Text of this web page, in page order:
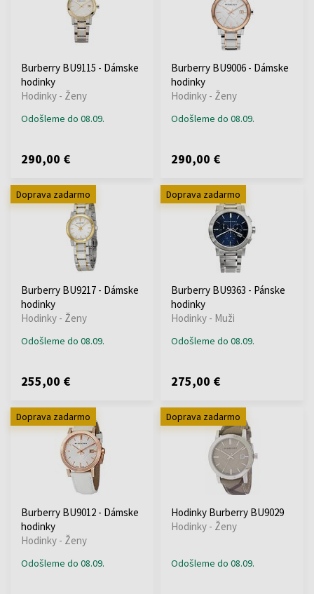
Burberry BU9115 - Dámske
hodinky
Hodinky - Ženy
Odošleme do 08.09.
290,00 €
Burberry BU9006 - Dámske
hodinky
Hodinky - Ženy
Odošleme do 08.09.
290,00 €
Doprava zadarmo
Burberry BU9217 - Dámske
hodinky
Hodinky - Ženy
Odošleme do 08.09.
255,00 €
Doprava zadarmo
Burberry BU9363 - Pánske
hodinky
Hodinky - Muži
Odošleme do 08.09.
275,00 €
Doprava zadarmo
Burberry BU9012 - Dámske
hodinky
Hodinky - Ženy
Odošleme do 08.09.
Doprava zadarmo
Hodinky Burberry BU9029
Hodinky - Ženy
Odošleme do 08.09.